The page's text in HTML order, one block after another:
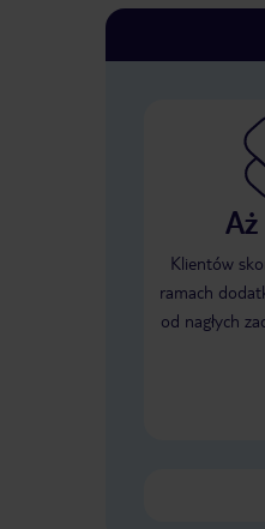
Klientów
ramach
od nagłych